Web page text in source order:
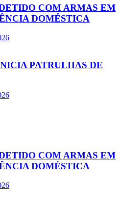
COM ARMAS EM
DOMÉSTICA
PATRULHAS DE
COM ARMAS EM
DOMÉSTICA